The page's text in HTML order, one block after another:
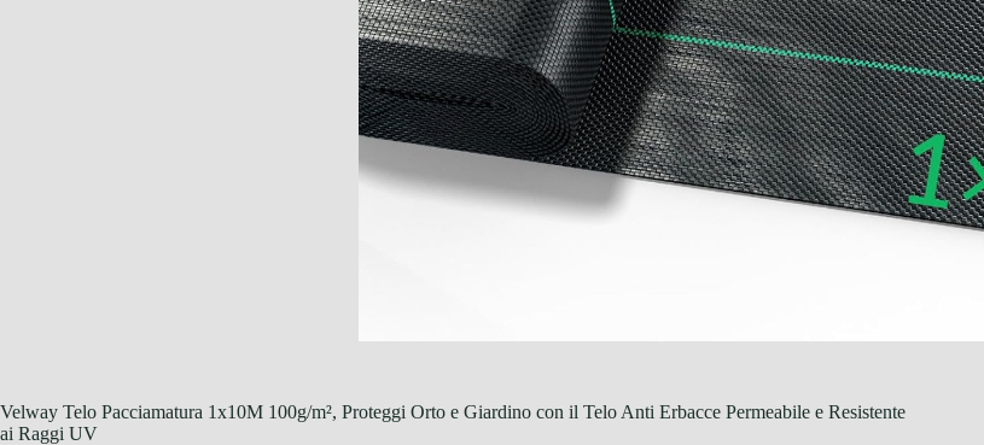
Velway Telo Pacciamatura 1x10M 100g/m², Proteggi Orto e Giardino con il Telo Anti Erbacce Permeabile e Resistente
ai Raggi UV